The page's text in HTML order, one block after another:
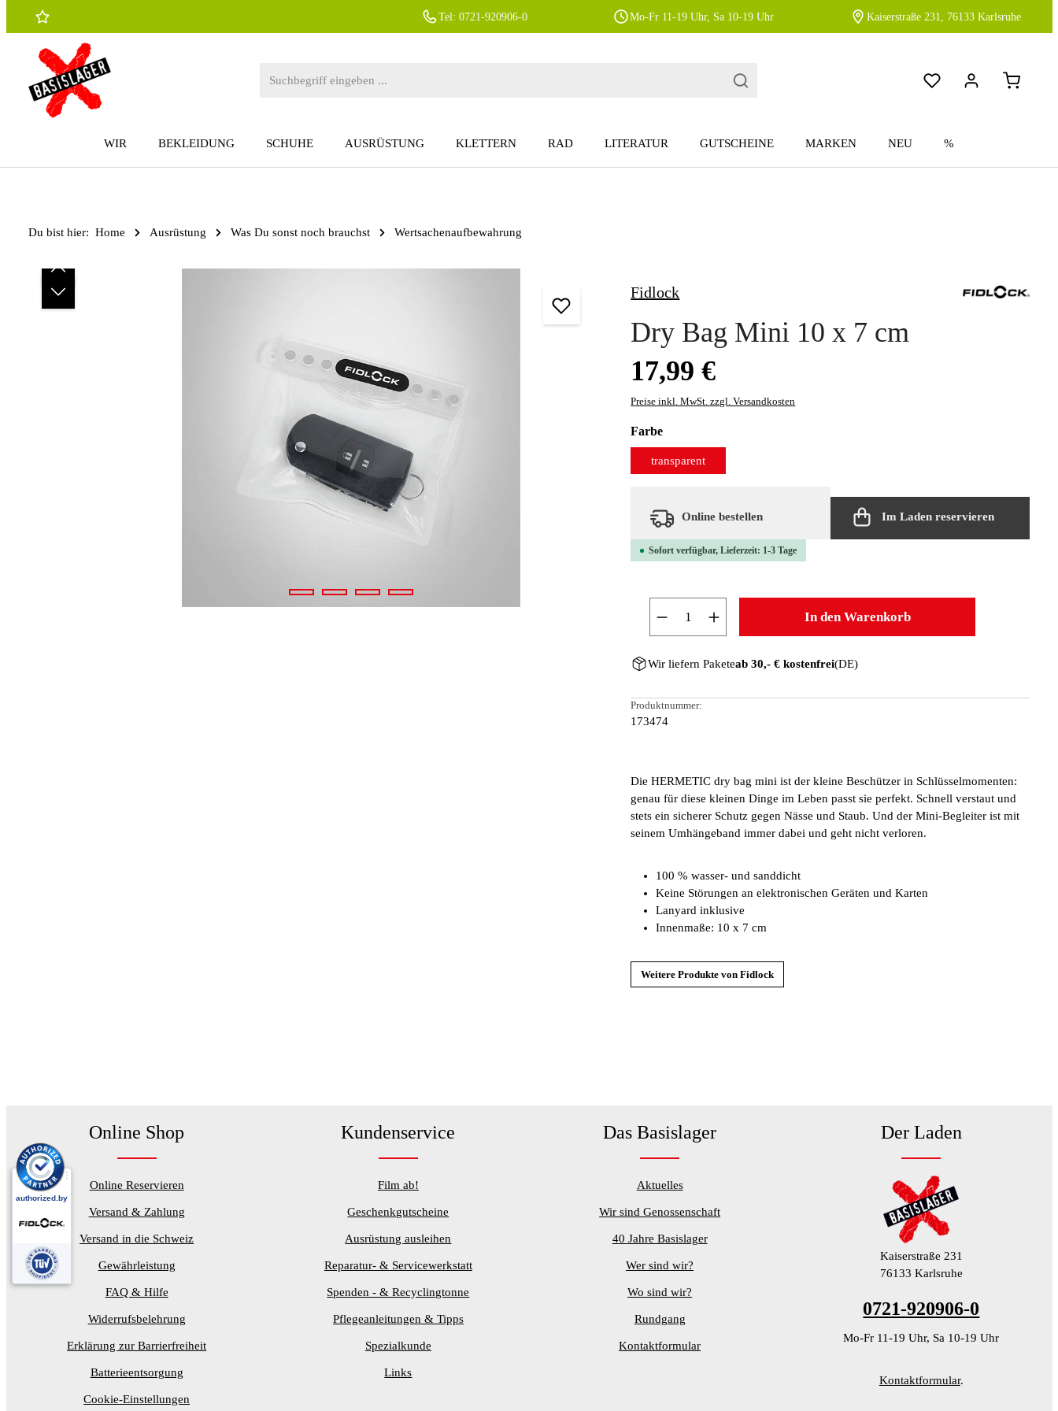
Hauptinhalt springen
Zur Suche springen
Zur Hauptnavigation springen Tel: 0721-920906-0 Mo-Fr 11-19 Uhr, Sa 10-19 Uhr Kaiserstraße 231, 76133 Karlsruhe
WIR BEKLEIDUNG SCHUHE AUSRÜSTUNG KLETTERN RAD LITERATUR GUTSCHEINE MARKEN NEU %
Du bist hier: Home Ausrüstung Was Du sonst noch brauchst Wertsachenaufbewahrung
Bildergalerie überspringen
Fidlock
Dry Bag Mini 10 x 7 cm
17,99 €
Preise inkl. MwSt. zzgl. Versandkosten
Farbeauswählen
transparent
Online bestellen Im Laden reservieren
Sofort verfügbar, Lieferzeit: 1-3 Tage
Produkt Anzahl: Gib den gewünschten Wert ein
In den Warenkorb
Wir liefern Paketeab 30,- € kostenfrei(DE)
Produktnummer:
173474
Die HERMETIC dry bag mini ist der kleine Beschützer in Schlüsselmomenten:
genau für diese kleinen Dinge im Leben passt sie perfekt. Schnell verstaut und
stets ein sicherer Schutz gegen Nässe und Staub. Und der Mini-Begleiter ist mit
seinem Umhängeband immer dabei und geht nicht verloren.
100 % wasser- und sanddicht
Keine Störungen an elektronischen Geräten und Karten
Lanyard inklusive
Innenmaße: 10 x 7 cm
Weitere Produkte von Fidlock
Online Shop
Online Reservieren
Versand & Zahlung
Versand in die Schweiz
Gewährleistung
FAQ & Hilfe
Widerrufsbelehrung
Erklärung zur Barrierfreiheit
Batterieentsorgung
Cookie-Einstellungen
Kundenservice
Film ab!
Geschenkgutscheine
Ausrüstung ausleihen
Reparatur- & Servicewerkstatt
Spenden - & Recyclingtonne
Pflegeanleitungen & Tipps
Spezialkunde
Links
Das Basislager
Aktuelles
Wir sind Genossenschaft
40 Jahre Basislager
Wer sind wir?
Wo sind wir?
Rundgang
Kontaktformular
Der Laden
Kaiserstraße 231
76133 Karlsruhe
0721-920906-0
Mo-Fr 11-19 Uhr, Sa 10-19 Uhr
Kontaktformular.